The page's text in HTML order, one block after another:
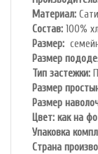
Материал:
Состав: 100%
Размер:
Размер
Тип застежки:
Размер
Размер
Цвет: как на
Упаковка
Cтрана